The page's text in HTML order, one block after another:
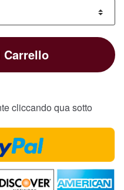
cliccando qua sotto